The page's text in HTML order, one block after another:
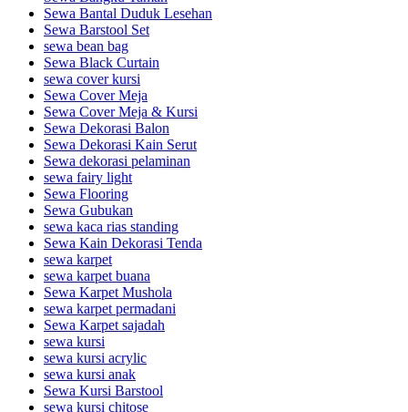
Sewa Bantal Duduk Lesehan
Sewa Barstool Set
sewa bean bag
Sewa Black Curtain
sewa cover kursi
Sewa Cover Meja
Sewa Cover Meja & Kursi
Sewa Dekorasi Balon
Sewa Dekorasi Kain Serut
Sewa dekorasi pelaminan
sewa fairy light
Sewa Flooring
Sewa Gubukan
sewa kaca rias standing
Sewa Kain Dekorasi Tenda
sewa karpet
sewa karpet buana
Sewa Karpet Mushola
sewa karpet permadani
Sewa Karpet sajadah
sewa kursi
sewa kursi acrylic
sewa kursi anak
Sewa Kursi Barstool
sewa kursi chitose